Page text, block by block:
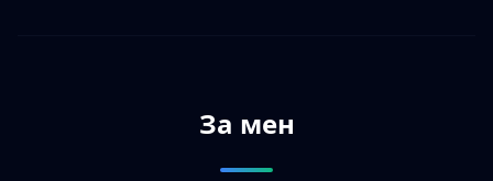
За мен